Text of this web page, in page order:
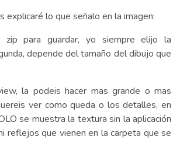
explicaré lo que señalo en la imagen:
zip para guardar, yo siempre elijo la
depende del tamaño del dibujo que
la podeis hacer mas grande o mas
ver como queda o los detalles, en
se muestra la textura sin la aplicación
reflejos que vienen en la carpeta que se